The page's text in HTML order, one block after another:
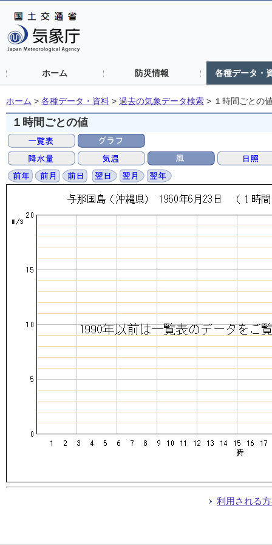
ホーム 防災情報 各種データ・
ホーム > 各種データ・資料 > 過去の気象データ検索 > １時間ごとの
１時間ごとの値
利用される